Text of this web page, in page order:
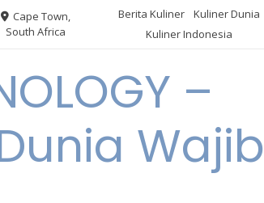
Cape Town,
South Africa
Berita Kuliner
Kuliner Dunia
Kuliner Indonesia
–
Wajib